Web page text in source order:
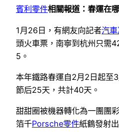
賓利零件相關報道：春運在
1月26日，有網友向記者汽
頭火車票，南寧到杭州只需
5。
本年鐵路春運自2月2日起至
節后25天，共計40天。
甜甜圈被機器轉化為一團團
箔千Porsche零件紙鶴發射